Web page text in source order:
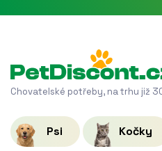
Chovatelské potřeby, na trhu již
Psi Kočky